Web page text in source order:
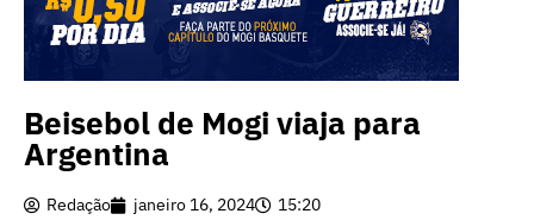
Beisebol de Mogi viaja para
Argentina
Redação janeiro 16, 2024 15:20